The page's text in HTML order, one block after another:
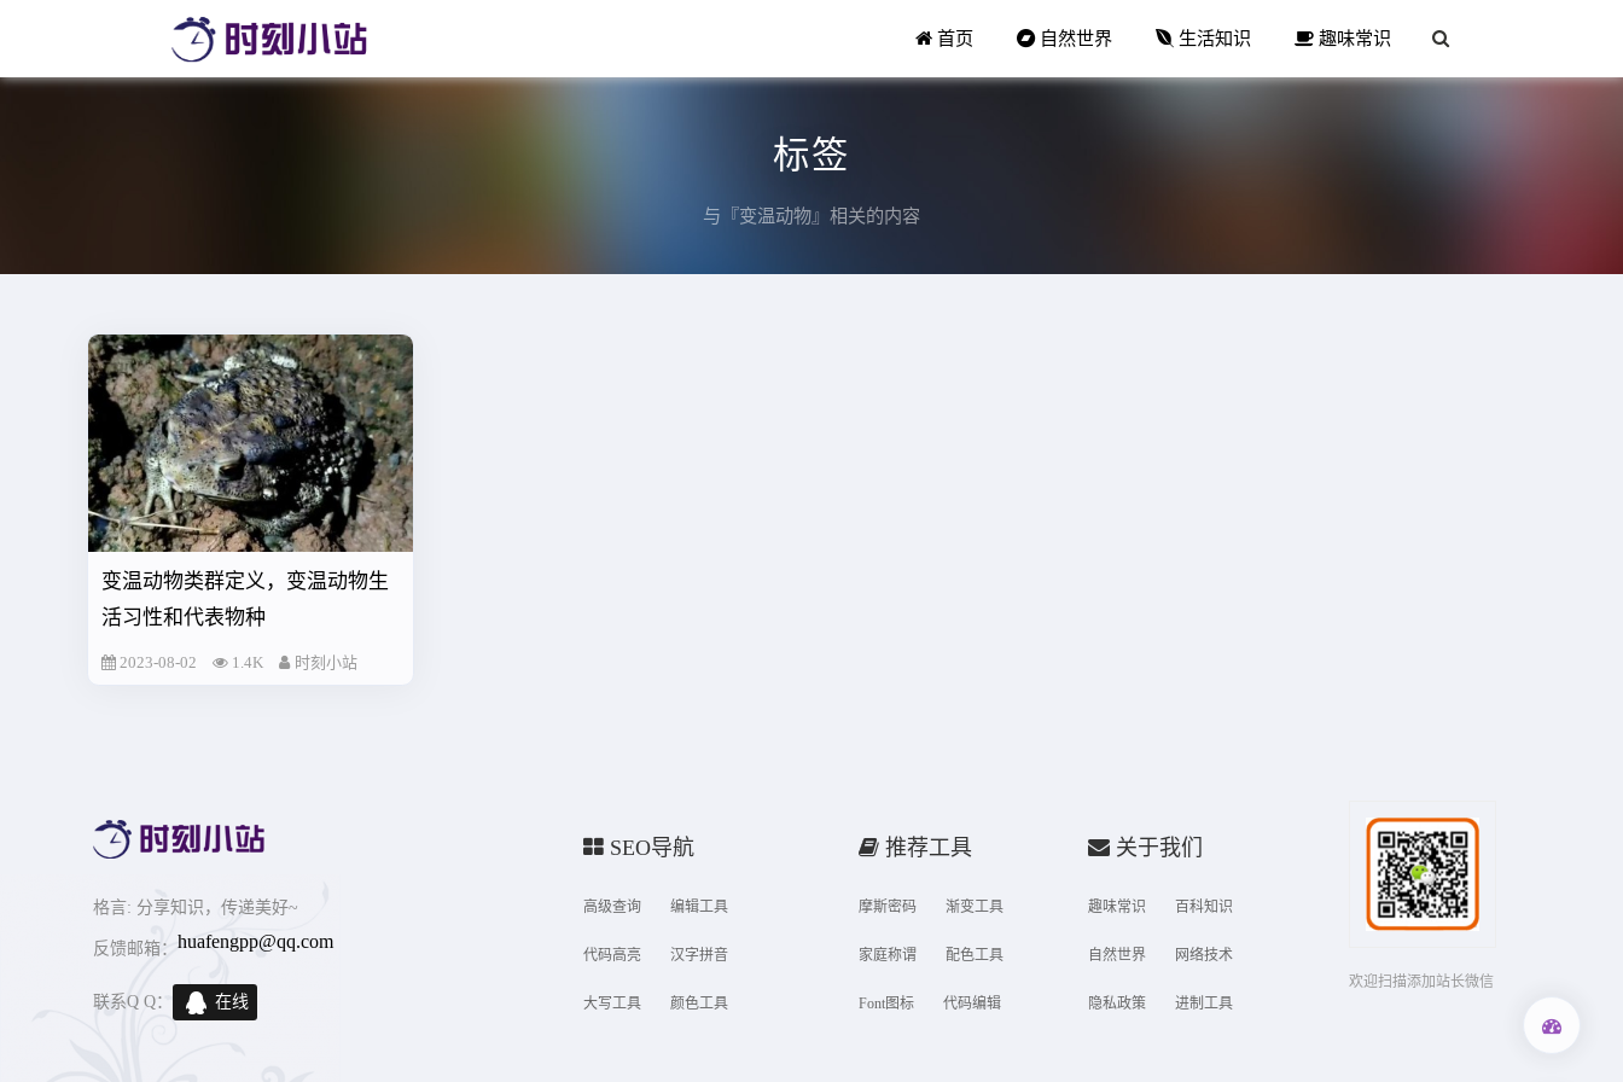
首页 自然世界 生活知识 趣味常识
标签
与『变温动物』相关的内容
变温动物类群定义，变温动物生
活习性和代表物种
2023-08-02 1.4K 时刻小站
格言: 分享知识，传递美好~
反馈邮箱： huafengpp@qq.com
联系Q Q：
在线
SEO导航
高级查询 编辑工具
代码高亮 汉字拼音
大写工具 颜色工具
推荐工具
摩斯密码 渐变工具
家庭称谓 配色工具
Font图标 代码编辑
关于我们
趣味常识 百科知识
自然世界 网络技术
隐私政策 进制工具
欢迎扫描添加站长微信